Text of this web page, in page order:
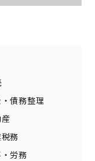
債務整理
務
労務